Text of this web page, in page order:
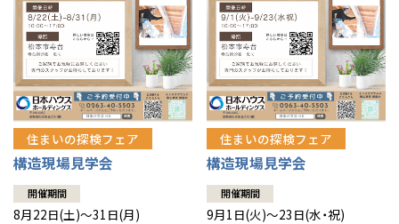
住まいの探検フェア
構造現場見学会
開催期間
8月22日(土)～31日(月)
住まいの探検フェア
構造現場見学会
開催期間
9月1日(火)～23日(水・祝)